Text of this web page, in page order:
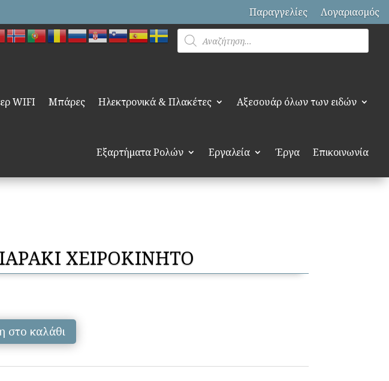
Παραγγελίες
Λογαριασμός
Products
search
WIFI Μπάρες Ηλεκτρονικά & Πλακέτες Αξεσουάρ όλων των ειδών
Εξαρτήματα Ρολών Εργαλεία Έργα Επικοινωνία
ΧΕΙΡΟΚΙΝΗΤΟ
στο καλάθι